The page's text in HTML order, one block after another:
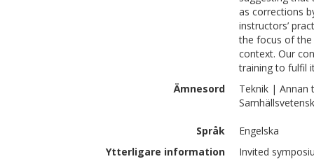
as corrections
instructors’
the focus of
context. Our
training to fulfil
Ämnesord
Teknik | Annan
Språk
Engelska
Ytterligare information
Invited